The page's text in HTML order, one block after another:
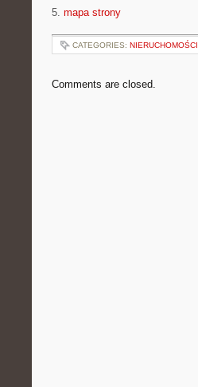
5. mapa strony
CATEGORIES: NIERUCHOMOŚCI
Comments are closed.